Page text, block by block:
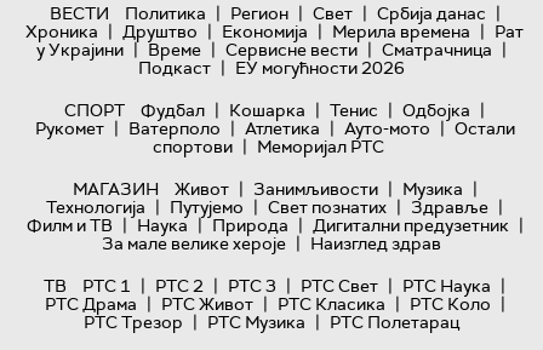
ВЕСТИ Политика | Регион | Свет | Србија данас |
Хроника | Друштво | Економија | Мерила времена | Рат
у Украјини | Време | Сервисне вести | Сматрачница |
Подкаст | ЕУ могућности 2026
СПОРТ
Фудбал | Кошарка | Тенис | Одбојка |
Рукомет | Ватерполо | Атлетика | Ауто-мото | Остали
спортови | Меморијал РТС
МАГАЗИН
Живот | Занимљивости | Музика |
Технологијa | Путујемо | Свет познатих | Здравље |
Филм и ТВ | Наука | Природа | Дигитални предузетник |
За мале велике хероје | Наизглед здрав
ТВ
РТС 1 | РТС 2 | РТС 3 | РТС Свет | РТС Наука |
РТС Драма | РТС Живот | РТС Класика | РТС Коло |
РТС Трезор | РТС Музика | РТС Полетарац